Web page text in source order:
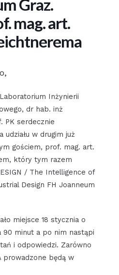
Graz.
mag. art.
Inżynierii
dr hab. inż
PK serdecznie
udziału w drugim już
gościem, prof. mag. art.
który tym razem
/ The Intelligence of
Design FH Joanneum
miejsce 18 stycznia o
90 minut a po nim nastąpi
i odpowiedzi. Zarówno
prowadzone będą w